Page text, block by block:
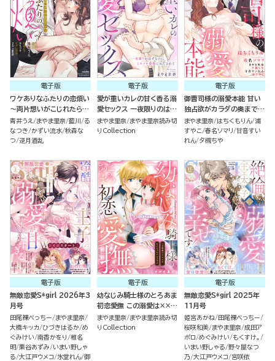
電子版
ワケありなふたりの恋煩い
～両片想いがこじれたら～
（4）
青井うえ まやま里奈 藍川
る
なつき
かずい流水 秋森な
つ 逆月酒乱
電子版
愛が重いカレの甘く香る溺
愛セックス 一夜限りのはず
なのにとろイキ愛撫にほだ
されて（単話版）
まやま里奈 まやま里奈読み切
りCollection
電子版
御曹司様の溺愛本能 甘い
独占欲がカラダの奥まで
（6）
まやま里奈 はちくもりん 浦
すやこ 春名ソマリ 甘音すい
れん 夕槻ちや
電子版
無敵恋愛S*girl 2026年3
月号
田尾裸べっちー
まやま里奈
大橋キッカ ひづきはるか め
ぐみけい 南香かをり
椎名
明 栗谷あずみ
いまい野しゃ
る 大江戸ウメコ 氷堂れん 御
電子版
幼なじみ騎士様のとろあま
初恋愛撫 この溺愛は×××
のせいじゃないようです
（単話版）
まやま里奈 まやま里奈読み切
りCollection
電子版
無敵恋愛S*girl 2025年
11月号
姫宮あかね
田尾裸べっちー
桜咲和美 まやま里奈 成田ア
ポロ めぐみけい
もくすけ。
いまい野しゃる 野々屋なつ
乃 大江戸ウメコ
宮咲依